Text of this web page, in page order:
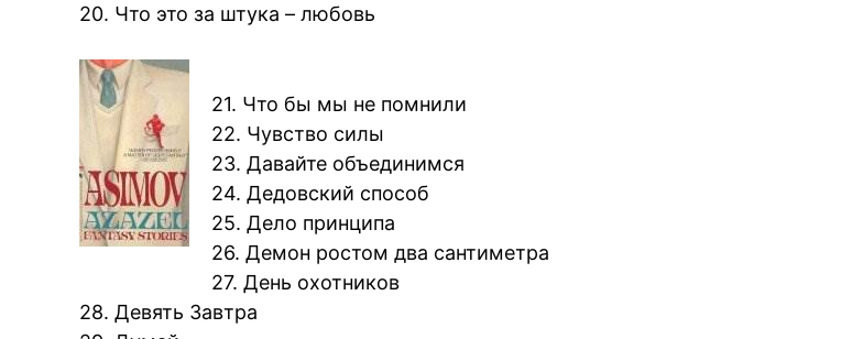
20. Что это за штука – любовь
21. Что бы мы не помнили
22. Чувство силы
23. Давайте объединимся
24. Дедовский способ
25. Дело принципа
26. Демон ростом два сантиметра
27. День охотников
28. Девять Завтра